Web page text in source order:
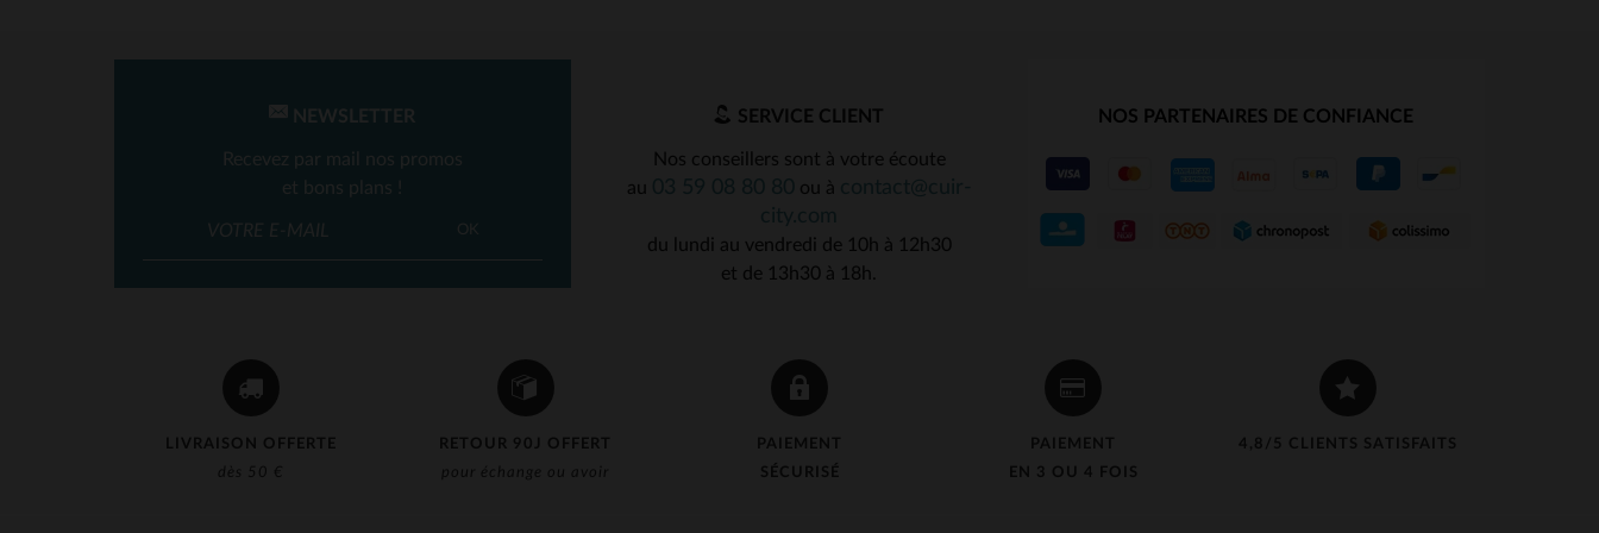
LIVRAISON OFFERTE
dès 50 €
RETOUR 90J OFFERT
pour échange ou avoir
PAIEMENT
SÉCURISÉ
PAIEMENT
EN 3 OU 4 FOIS
4,8/5 CLIENTS SATISFAITS
NEWSLETTER
Recevez par mail nos promos
et bons plans !
OK
SERVICE CLIENT
Nos conseillers sont à votre écoute
au
ou à
du lundi au vendredi de 10h à 12h30
et de 13h30 à 18h.
NOS PARTENAIRES DE CONFIANCE